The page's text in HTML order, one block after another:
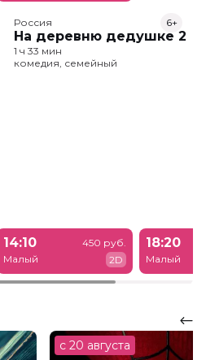
Россия
На деревню дедушке 2
6+
1 ч 33 мин
комедия, семейный
14:10
Малый
450 руб.
2D
18:20
Малый
с 20 августа